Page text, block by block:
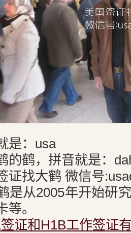
是：usa
的鹤，拼音就是：
证找大鹤 微信号
是从2005年开始研
。
证和H1B工作签证